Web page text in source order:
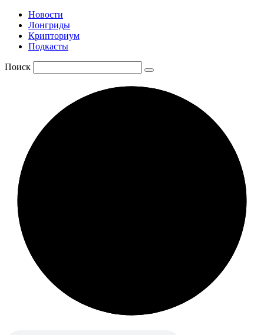
Новости
Лонгриды
Крипториум
Подкасты
Поиск